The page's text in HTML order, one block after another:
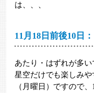
は、、、
11月18日前後10日
あたり・はずれが多い
星空だけでも楽しみや
（月曜日）ですので